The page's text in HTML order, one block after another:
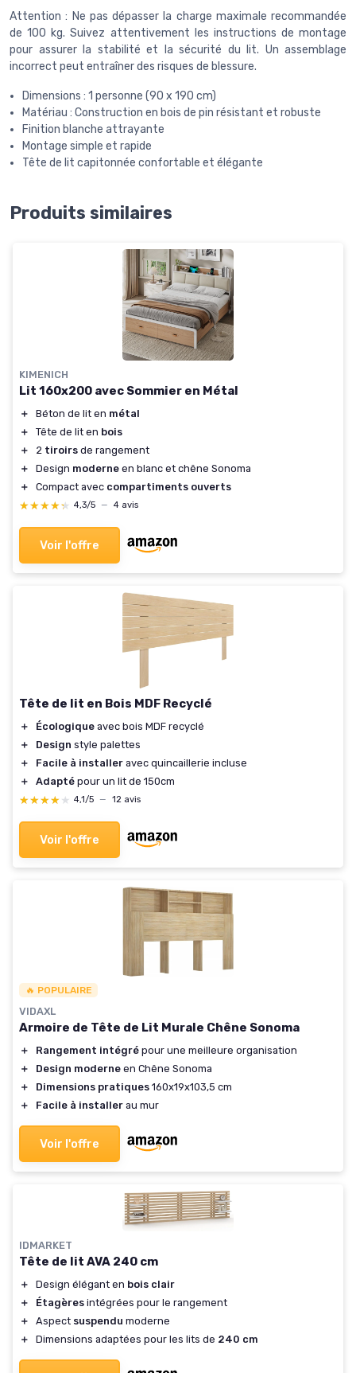
Attention : Ne pas dépasser la charge maximale recommandée
de 100 kg. Suivez attentivement les instructions de montage
pour assurer la stabilité et la sécurité du lit. Un assemblage
incorrect peut entraîner des risques de blessure.
Dimensions : 1 personne (90 x 190 cm)
Matériau : Construction en bois de pin résistant et robuste
Finition blanche attrayante
Montage simple et rapide
Tête de lit capitonnée confortable et élégante
Produits similaires
KIMENICH
Lit 160x200 avec Sommier en Métal
＋ Béton de lit en métal
＋
Tête de lit en bois
＋
2 tiroirs de rangement
＋
Design moderne en blanc et chêne Sonoma
＋
Compact avec compartiments ouverts
★★★★★
★★★★★ 4,3/5 — 4 avis
Voir l'offre
Tête de lit en Bois MDF Recyclé
＋ Écologique avec bois MDF recyclé
＋
Design style palettes
＋
Facile à installer avec quincaillerie incluse
＋
Adapté pour un lit de 150cm
★★★★★
★★★★★ 4,1/5 — 12 avis
Voir l'offre
🔥 POPULAIRE
VIDAXL
Armoire de Tête de Lit Murale Chêne Sonoma
＋ Rangement intégré pour une meilleure organisation
＋
Design moderne en Chêne Sonoma
＋
Dimensions pratiques 160x19x103,5 cm
＋
Facile à installer au mur
Voir l'offre
IDMARKET
Tête de lit AVA 240 cm
＋ Design élégant en bois clair
＋
Étagères intégrées pour le rangement
＋
Aspect suspendu moderne
＋
Dimensions adaptées pour les lits de 240 cm